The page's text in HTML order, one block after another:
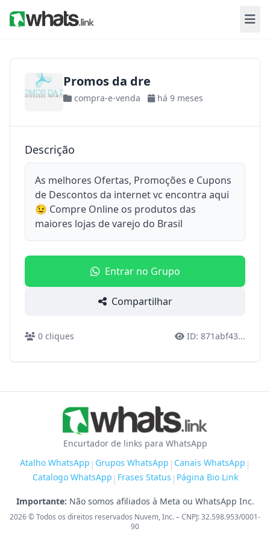
Promos da dre
compra-e-venda há 9 meses
Descrição
As melhores Ofertas, Promoções e Cupons
de Descontos da internet vc encontra aqui
😉 Compre Online os produtos das
maiores lojas de varejo do Brasil
Entrar no Grupo
Compartilhar
0 cliques ID: 871abf43...
Encurtador de links para WhatsApp
Atalho WhatsApp | Grupos WhatsApp | Canais WhatsApp |
Catalogo WhatsApp | Frases Status | Página Bio Link
Importante: Não somos afiliados à Meta ou WhatsApp Inc.
2026© Todos os direitos reservados Nuvem, Inc. – CNPJ: 32.598.953/0001-
90